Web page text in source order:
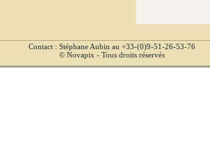
Contact : Stéphane Aubin au +33-(0)9-51-26-53-76
© Novapix - Tous droits réservés